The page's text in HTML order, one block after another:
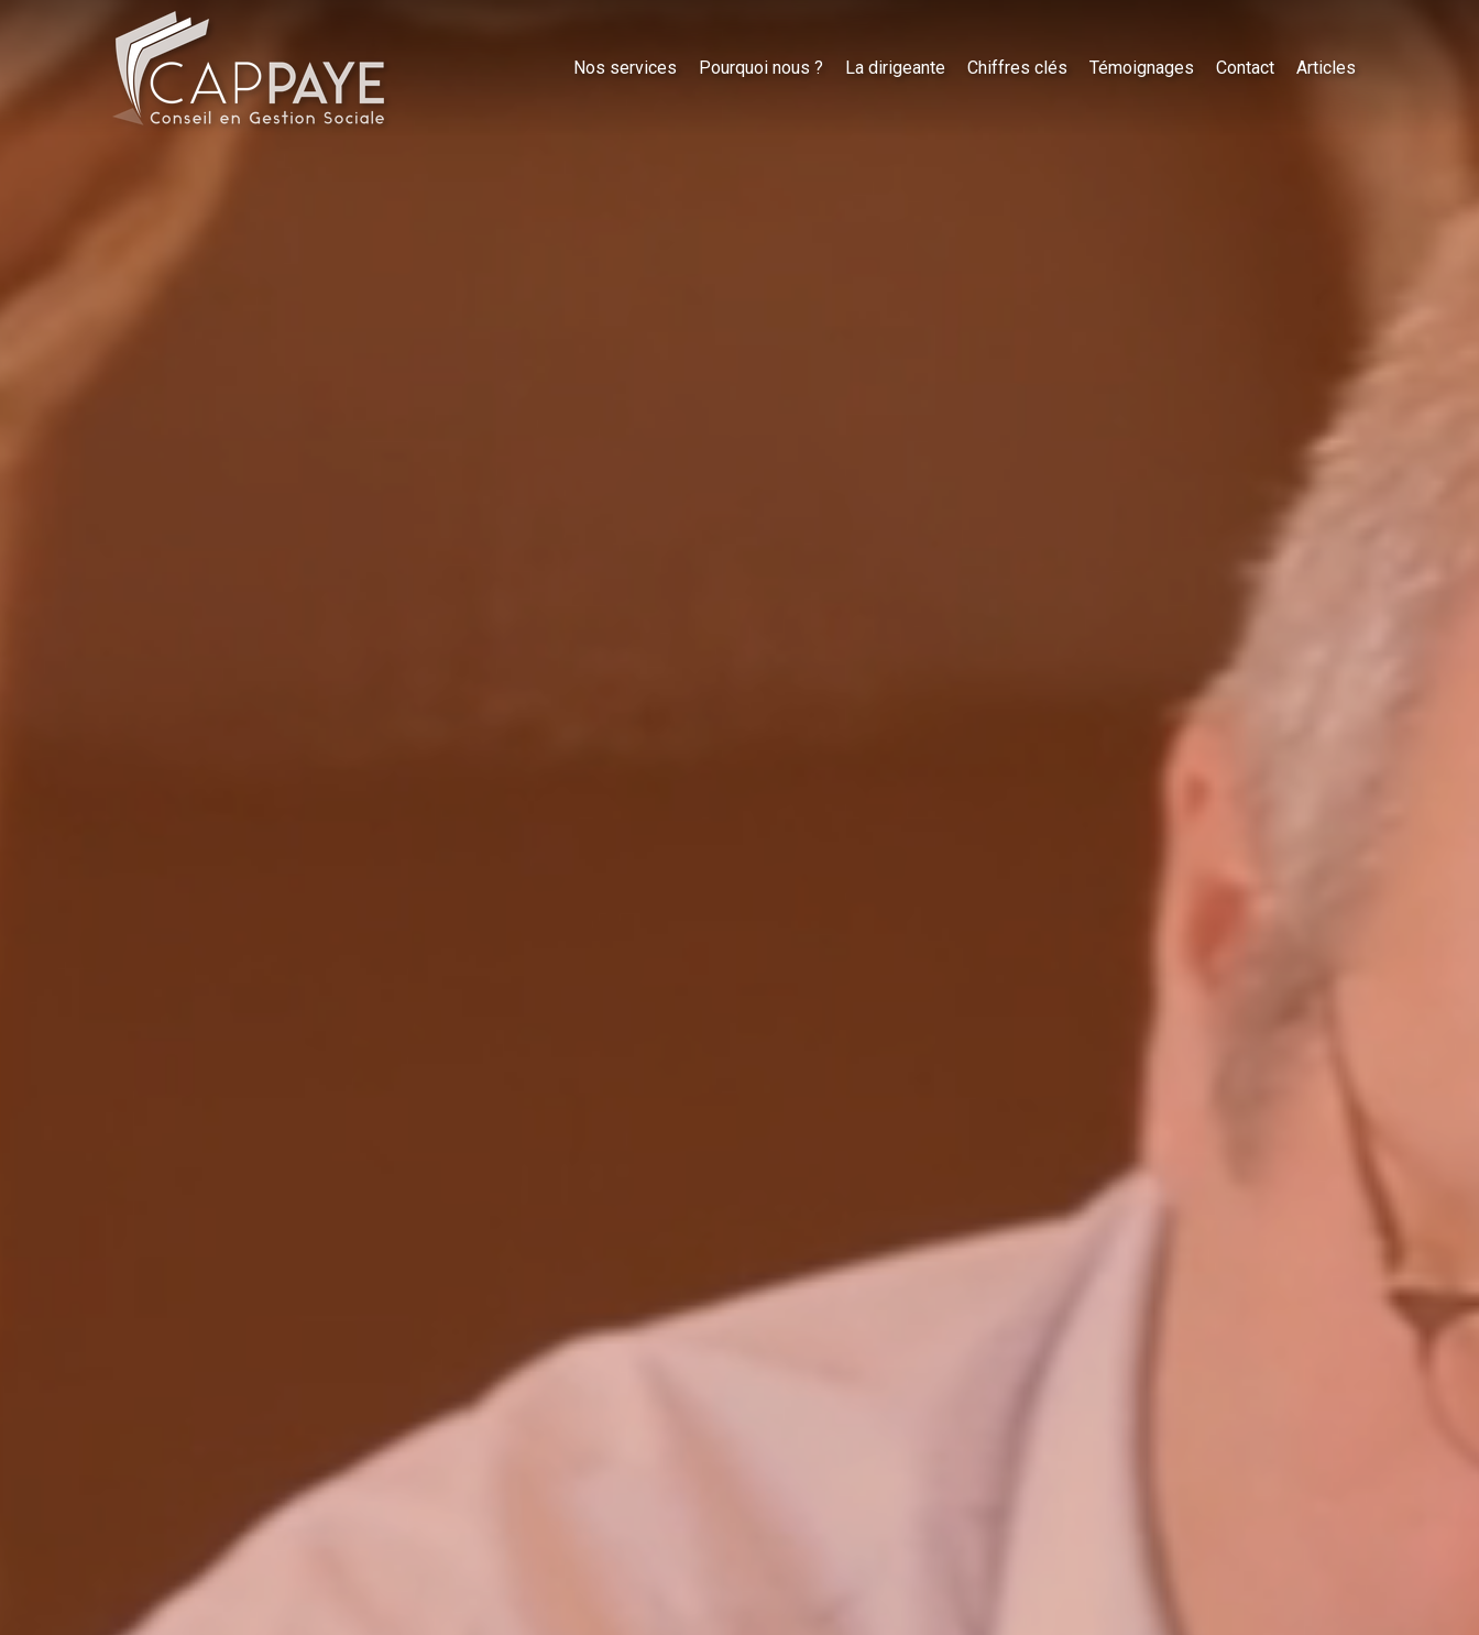
Nos services Pourquoi nous ? La dirigeante Chiffres clés Témoignages Contact Articles